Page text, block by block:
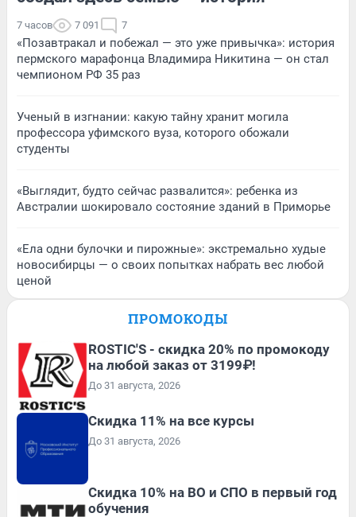
7 часов 7 091 7
«Позавтракал и побежал — это уже привычка»: история
пермского марафонца Владимира Никитина — он стал
чемпионом РФ 35 раз
Ученый в изгнании: какую тайну хранит могила
профессора уфимского вуза, которого обожали
студенты
«Выглядит, будто сейчас развалится»: ребенка из
Австралии шокировало состояние зданий в Приморье
«Ела одни булочки и пирожные»: экстремально худые
новосибирцы — о своих попытках набрать вес любой
ценой
ПРОМОКОДЫ
ROSTIC'S - скидка 20% по промокоду
на любой заказ от 3199₽!
До 31 августа, 2026
Скидка 11% на все курсы
До 31 августа, 2026
Скидка 10% на ВО и СПО в первый год
обучения